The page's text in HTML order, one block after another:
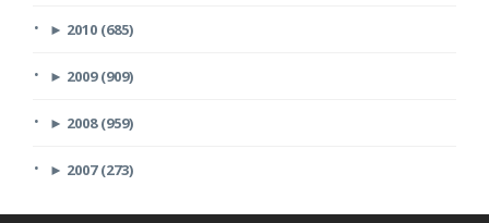
► 2010 (685)
► 2009 (909)
► 2008 (959)
► 2007 (273)